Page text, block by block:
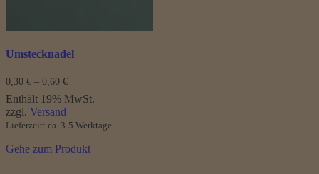
werden
Umstecknadel
0,30 € – 0,60 €Preisspanne:
bis
Enthält 19% MwSt.
zzgl. Versand
Lieferzeit: ca. 3-5 Werktage
Gehe zum Produkt